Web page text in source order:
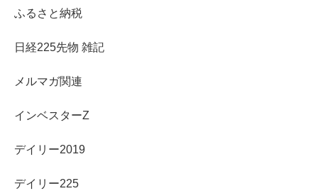
ふるさと納税
日経225先物 雑記
メルマガ関連
インベスターZ
デイリー2019
デイリー225